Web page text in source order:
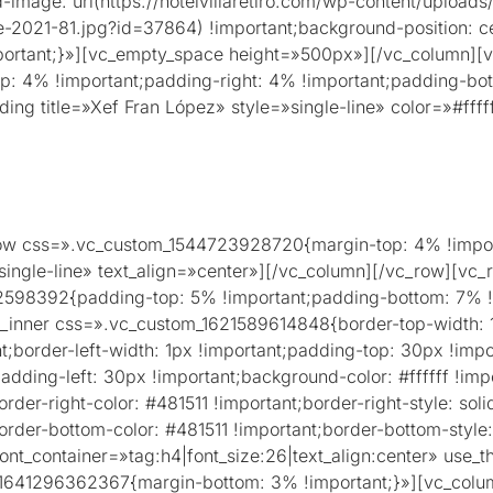
81.jpg?id=37864) !important;background-position:
height=»500px»][/
4% !important;padding-right: 4% !important;padding-
title=»Xef Fran López» style=»single-line»
css=».vc_custom_1544723928720{margin-top: 4%
line» text_align=»center»][/vc_column][/
top: 5% !important;padding-bottom:
css=».vc_custom_1621589614848{border-top-
left-width: 1px !important;padding-top: 30px
left: 30px !important;background-color: #ffffff
right-color: #481511 !important;border-right-style:
bottom-color: #481511 !important;border-bottom-
bottom: 3%